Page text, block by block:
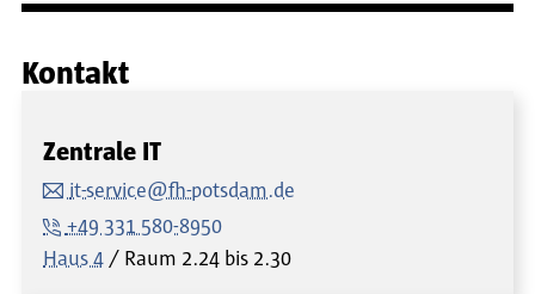
Kontakt
Zentrale IT
it-service@fh-potsdam.de
+49 331 580-8950
Haus 4
Raum 2.24 bis 2.30